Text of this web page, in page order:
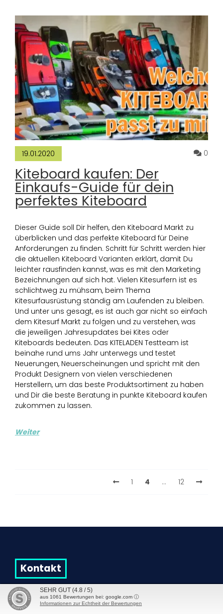
19.01.2020 0
Kiteboard kaufen: Der
Einkaufs-Guide für dein
perfektes Kiteboard
Dieser Guide soll Dir helfen, den Kiteboard Markt zu
überblicken und das perfekte Kiteboard für Deine
Anforderungen zu finden. Schritt für Schritt werden hier
die aktuellen Kiteboard Varianten erklärt, damit Du
leichter rausfinden kannst, was es mit den Marketing
Bezeichnungen auf sich hat. Vielen Kitesurfern ist es
schlichtweg zu mühsam, beim Thema
Kitesurfausrüstung ständig am Laufenden zu bleiben.
Und unter uns gesagt, es ist auch gar nicht so einfach
dem Kitesurf Markt zu folgen und zu verstehen, was
die jeweiligen Jahresupdates bei Kites oder
Kiteboards bedeuten. Das KITELADEN Testteam ist
beinahe rund ums Jahr unterwegs und testet
Neuerungen, Neuerscheinungen und spricht mit den
Produkt Designern von vielen verschiedenen
Herstellern, um das beste Produktsortiment zu haben
und Dir die beste Beratung in punkte Kiteboard kaufen
zukommen zu lassen.
Weiter
1 4 … 12
Kontakt
VDB Wind&Snow Trading KG
Mühlparzstraße 19
2531 Gaaden
SEHR GUT (4.8 / 5)
aus 1061 Bewertungen bei: google.com ⓘ
Informationen zur Echtheit der Bewertungen